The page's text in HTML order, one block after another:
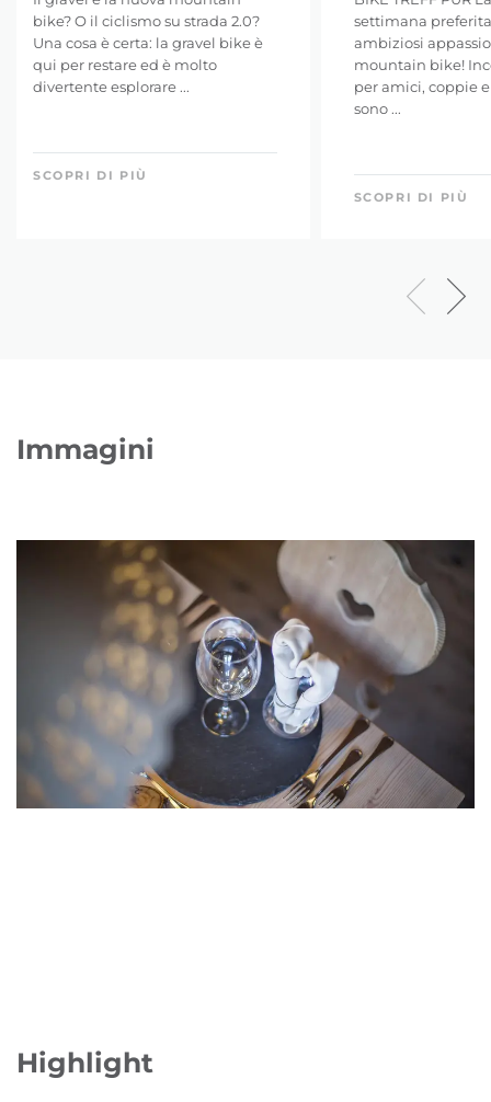
bike? O il ciclismo su strada 2.0?
Una cosa è certa: la gravel bike è
qui per restare ed è molto
divertente esplorare ...
SCOPRI DI PIÙ
settimana
ambiziosi
mountain bike!
per amici, coppie
sono ...
SCOPRI DI PIÙ
Immagini
Highlight